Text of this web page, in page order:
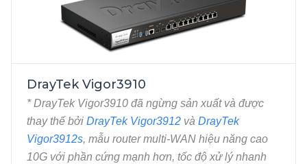
DrayTek Vigor3910
* DrayTek Vigor3910 đã ngừng sản xuất và được
thay thế bởi DrayTek Vigor3912 và DrayTek
Vigor3912s, mẫu router multi-WAN hiệu năng cao
10G với phần cứng mạnh hơn, tốc độ xử lý nhanh